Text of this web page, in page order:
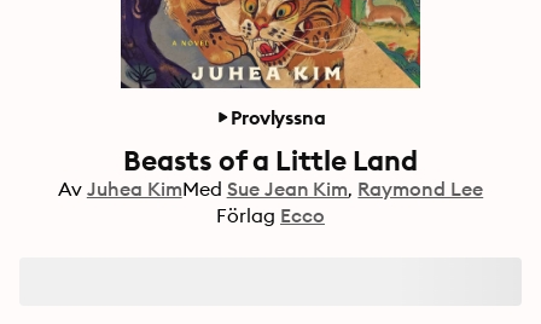
Provlyssna
Beasts of a Little Land
Av Juhea KimMed Sue Jean Kim Raymond Lee
Förlag Ecco